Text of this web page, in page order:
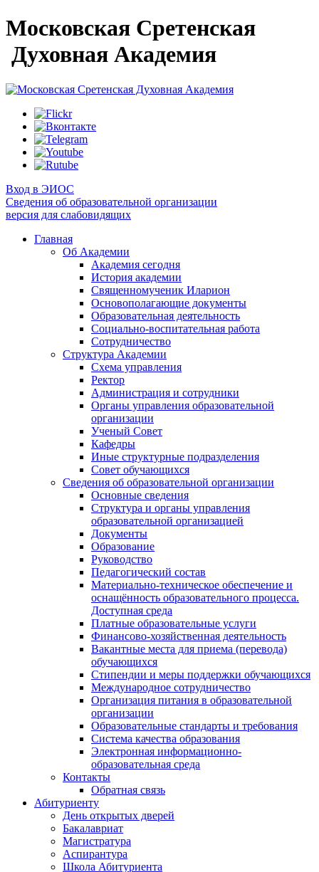
Московская Сретенская
Духовная Академия
Вход в ЭИОС
Сведения об образовательной организации
версия для слабовидящих
Главная
Об Академии
Академия сегодня
История академии
Священномученик Иларион
Основополагающие документы
Образовательная деятельность
Социально-воспитательная работа
Сотрудничество
Структура Академии
Схема управления
Ректор
Администрация и сотрудники
Органы управления образовательной
организации
Ученый Совет
Кафедры
Иные структурные подразделения
Совет обучающихся
Сведения об образовательной организации
Основные сведения
Структура и органы управления
образовательной организацией
Документы
Образование
Руководство
Педагогический состав
Материально-техническое обеспечение и
оснащённость образовательного процесса.
Доступная среда
Платные образовательные услуги
Финансово-хозяйственная деятельность
Вакантные места для приема (перевода)
обучающихся
Стипендии и меры поддержки обучающихся
Международное сотрудничество
Организация питания в образовательной
организации
Образовательные стандарты и требования
Система качества образования
Электронная информационно-
образовательная среда
Контакты
Обратная связь
Абитуриенту
День открытых дверей
Бакалавриат
Магистратура
Аспирантура
Школа Абитуриента